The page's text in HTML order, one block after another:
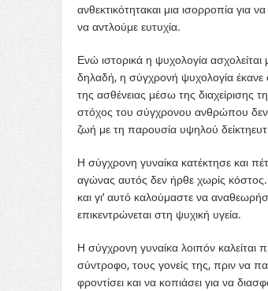
ανθεκτικότητακαι μιαισορροπία για να
να αντλούμε ευτυχία.
Ενώ ιστορικάη ψυχολογία ασχολείται
δηλαδή, η σύγχρονή ψυχολογία έκανε
της ασθένειας μέσωτης διαχείρισης
στόχος του σύγχρονου ανθρώπου δεν
ζωή με τη παρουσία υψηλού δείκτη
Η σύγχρονη γυναίκα κατέκτησε και
αγώνας αυτός δεν ήρθε χωρίς
και γι’ αυτόκαλούμαστε να
επικεντρώνεται στη ψυχική υγεία.
Η σύγχρονη γυναίκα λοιπόν καλείται
σύντροφο, τους γονείς της, πριν να
φροντίσεικαι να κοπιάσειγια να